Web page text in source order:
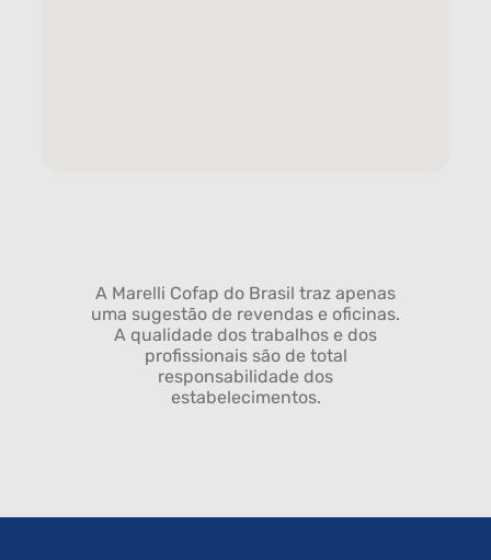
A Marelli Cofap do Brasil traz apenas
uma sugestão de revendas e oficinas.
A qualidade dos trabalhos e dos
profissionais são de total
responsabilidade dos
estabelecimentos.